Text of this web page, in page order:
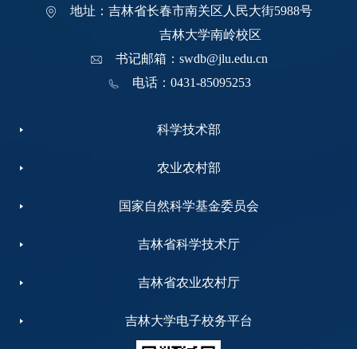
地址：吉林省长春市南关区人民大街5988号
吉林大学南岭校区
书记邮箱：swdb@jlu.edu.cn
电话：0431-85095253
科学技术部
农业农村部
国家自然科学基金委员会
吉林省科学技术厅
吉林省农业农村厅
吉林大学电子校务平台